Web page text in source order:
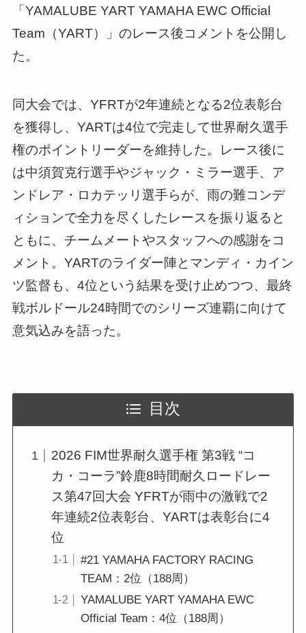
「YAMALUBE YART YAMAHA EWC Official
Team（YART）」のレース後コメントを公開し
た。
同大会では、YFRTが2年連続となる2位表彰台
を獲得し、YARTは4位で完走して世界耐久選手
権のポイントリーダーを維持した。レース後に
は中須賀克行選手やジャック・ミラー選手、ア
ンドレア・ロカテッリ選手らが、雨の難コンデ
ィションで全力を尽くしたレースを振り返ると
ともに、チームメートやスタッフへの感謝をコ
メント。YARTのライダー陣とマンディ・カイン
ツ監督も、4位という結果を受け止めつつ、最終
戦ボルドール24時間でのシリーズ連覇に向けて
意気込みを語った。
目次
2026 FIM世界耐久選手権 第3戦 “コ
カ・コーラ”鈴鹿8時間耐久ロードレー
ス第47回大会 YFRTが雨中の激戦で2
年連続2位表彰台、YARTは表彰台に4
位
#21 YAMAHA FACTORY RACING
TEAM：2位（188周）
YAMALUBE YART YAMAHA EWC
Official Team：4位（188周）